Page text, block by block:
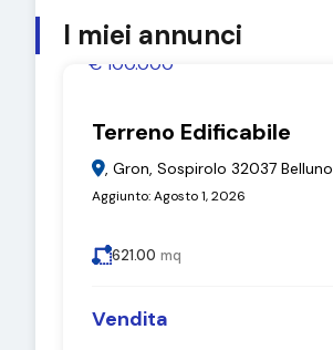
I miei annunci
€ 100.000
Terreno Edificabile
, Gron, Sospirolo 32037 Belluno
Aggiunto:Agosto 1, 2026
621.00 mq
Vendita